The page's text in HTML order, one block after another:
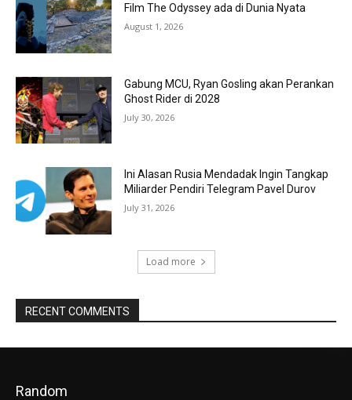
Film The Odyssey ada di Dunia Nyata
August 1, 2026
Gabung MCU, Ryan Gosling akan Perankan
Ghost Rider di 2028
July 30, 2026
Ini Alasan Rusia Mendadak Ingin Tangkap
Miliarder Pendiri Telegram Pavel Durov
July 31, 2026
Load more
RECENT COMMENTS
Random